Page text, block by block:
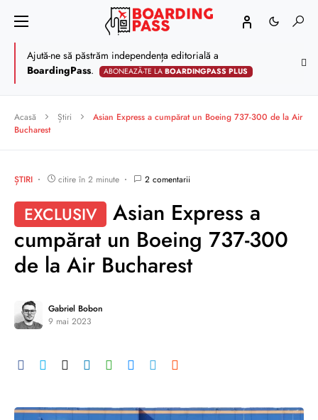
Ajută-ne să păstrăm independența editorială a
BoardingPass. ABONEAZĂ-TE LABOARDINGPASS PLUS
Acasă Știri
Asian Express a cumpărat un Boeing 737-300 de la Air
Bucharest
ȘTIRI citire în 2 minute 2 comentarii
EXCLUSIV
Asian Express a
cumpărat un Boeing 737-300
de la Air Bucharest
Gabriel Bobon
9 mai 2023